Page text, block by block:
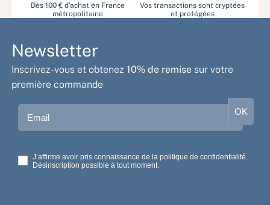
Dès 100 € d’achat en France
métropolitaine
Vos transactions sont cryptées
et protégées
Newsletter
Inscrivez-vous et obtenez10% de remise sur votre
première commande
Email OK
J’affirme avoir pris connaissance de la politique de confidentialité.
Désinscription possible à tout moment.